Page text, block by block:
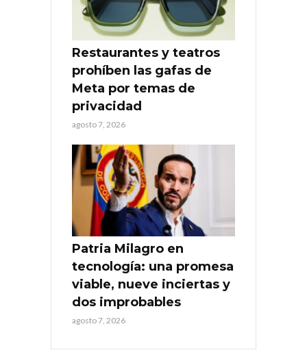
Restaurantes y teatros
prohíben las gafas de
Meta por temas de
privacidad
agosto 7, 2026
Patria Milagro en
tecnología: una promesa
viable, nueve inciertas y
dos improbables
agosto 7, 2026